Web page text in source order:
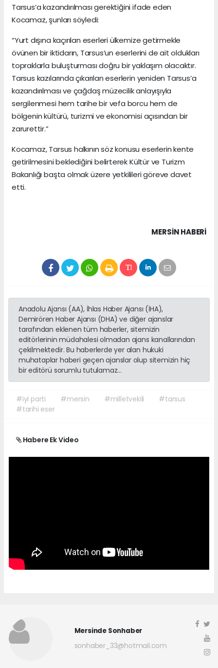
Tarsus’a kazandırılması gerektiğini ifade eden
Kocamaz, şunları söyledi:
“Yurt dışına kaçırılan eserleri ülkemize getirmekle
övünen bir iktidarın, Tarsus’un eserlerini de ait oldukları
topraklarla buluşturması doğru bir yaklaşım olacaktır.
Tarsus kazılarında çıkarılan eserlerin yeniden Tarsus’a
kazandırılması ve çağdaş müzecilik anlayışıyla
sergilenmesi hem tarihe bir vefa borcu hem de
bölgenin kültürü, turizmi ve ekonomisi açısından bir
zarurettir.”
Kocamaz, Tarsus halkının söz konusu eserlerin kente
getirilmesini beklediğini belirterek Kültür ve Turizm
Bakanlığı başta olmak üzere yetkilileri göreve davet
etti.
MERSIN HABERİ
Anadolu Ajansı (AA), İhlas Haber Ajansı (İHA),
Demirören Haber Ajansı (DHA) ve diğer ajanslar
tarafından eklenen tüm haberler, sitemizin
editörlerinin müdahalesi olmadan ajans kanallarından
çekilmektedir. Bu haberlerde yer alan hukuki
muhataplar haberi geçen ajanslar olup sitemizin hiç
bir editörü sorumlu tutulamaz...
#iyi parti #mersin #milletvekili
#tarsus
#tarihi eser
Habere Ek Video
Mersinde Sonhaber
sonhaber_33@hotmail.com